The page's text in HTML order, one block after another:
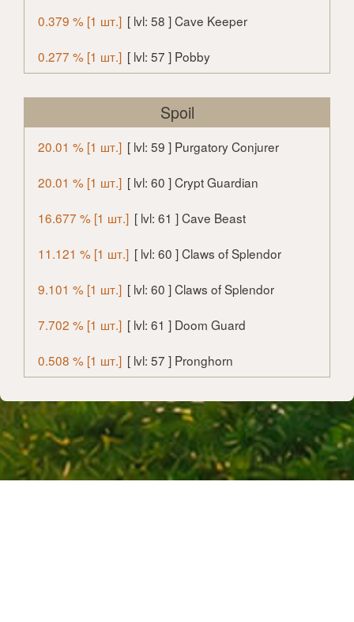
0.379 % [1 шт.] [ lvl: 58 ] Cave Keeper
0.277 % [1 шт.] [ lvl: 57 ] Pobby
Spoil
20.01 % [1 шт.] [ lvl: 59 ] Purgatory Conjurer
20.01 % [1 шт.] [ lvl: 60 ] Crypt Guardian
16.677 % [1 шт.] [ lvl: 61 ] Cave Beast
11.121 % [1 шт.] [ lvl: 60 ] Claws of Splendor
9.101 % [1 шт.] [ lvl: 60 ] Claws of Splendor
7.702 % [1 шт.] [ lvl: 61 ] Doom Guard
0.508 % [1 шт.] [ lvl: 57 ] Pronghorn